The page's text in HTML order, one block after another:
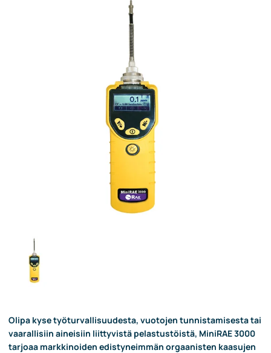
Olipa kyse työturvallisuudesta, vuotojen tunnistamisesta tai
vaarallisiin aineisiin liittyvistä pelastustöistä, MiniRAE 3000
tarjoaa markkinoiden edistyneimmän orgaanisten kaasujen